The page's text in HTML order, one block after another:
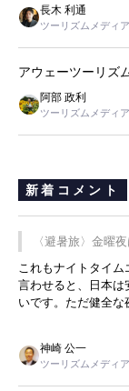
長木 利通
ツーリズムメディ
アウェーツーリズ
阿部 政利
ツーリズムメディ
新着コメント
〈避暑旅〉金曜
これもナイトタイ
言わせると、日本は
いです。ただ健全
ような意味で、金
限らず外国人にと
神崎 公一
ツーリズムメディ